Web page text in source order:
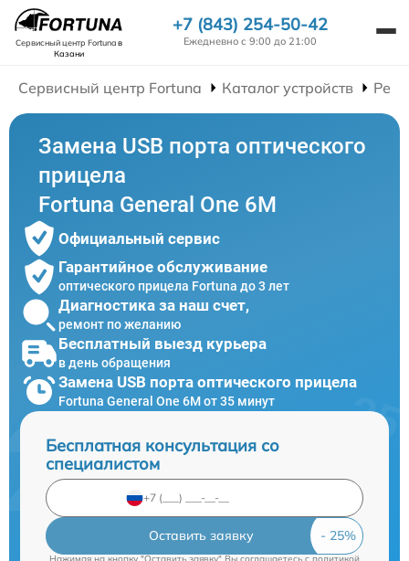
Сервисный центр Fortunaв
Казани
+7 (843) 254-50-42
Ежедневно с 9:00 до 21:00
Сервисный центр Fortuna Каталог устройств
Замена USB порта оптического
прицела
Fortuna General One 6M
Официальный сервис
Гарантийное обслуживание
оптического прицела Fortuna до 3 лет
Диагностика за наш счет,
ремонт по желанию
Бесплатный выезд курьера
в день обращения
Замена USB порта оптического прицела
Fortuna General One 6M от 35 минут
Бесплатная консультация со
специалистом
Оставить заявку
Нажимая на кнопку "Оставить заявку" Вы соглашаетесь cполитикой